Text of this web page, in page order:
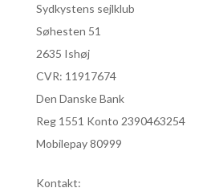
Sydkystens sejlklub
Søhesten 51
2635 Ishøj
CVR: 11917674
Den Danske Bank
Reg 1551 Konto 2390463254
Mobilepay 80999
Kontakt: